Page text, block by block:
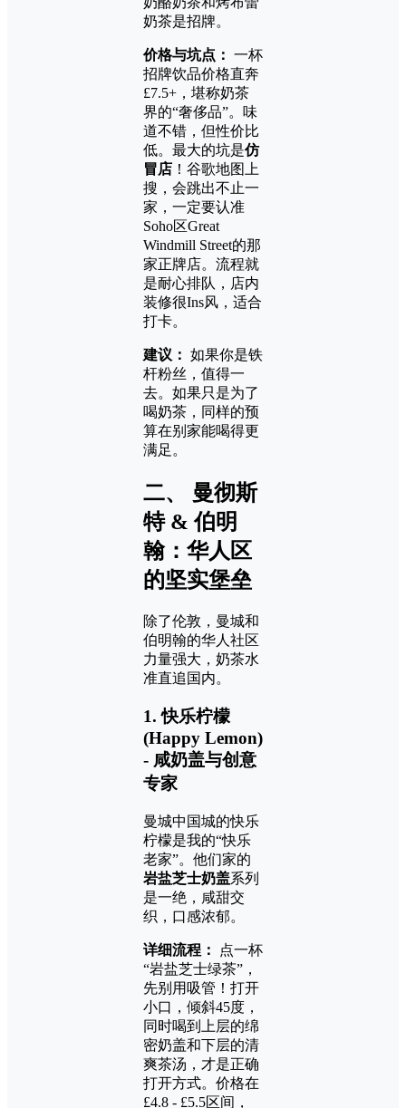
奶茶是招牌。
价格与坑点： 一杯
招牌饮品价格直奔
£7.5+，堪称奶茶
界的“奢侈品”。味
道不错，但性价比
低。最大的坑是仿
冒店 ！谷歌地图上
搜，会跳出不止一
家，一定要认准
Soho区Great
Windmill Street的那
家正牌店。流程就
是耐心排队，店内
装修很Ins风，适合
打卡。
建议： 如果你是铁
杆粉丝，值得一
去。如果只是为了
喝奶茶，同样的预
算在别家能喝得更
满足。
二、 曼彻斯
特 & 伯明
翰：华人区
的坚实堡垒
除了伦敦，曼城和
伯明翰的华人社区
力量强大，奶茶水
准直追国内。
1. 快乐柠檬
(Happy Lemon)
- 咸奶盖与创意
专家
曼城中国城的快乐
柠檬是我的“快乐
老家”。他们家的
岩盐芝士奶盖系列
是一绝，咸甜交
织，口感浓郁。
详细流程：
点一杯
“岩盐芝士绿茶”，
先别用吸管！打开
小口，倾斜45度，
同时喝到上层的绵
密奶盖和下层的清
爽茶汤，才是正确
打开方式。价格在
£4.8 - £5.5区间，